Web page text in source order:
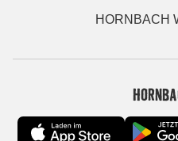
HORNBACH